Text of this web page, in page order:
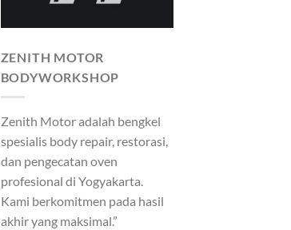
ZENITH MOTOR
BODYWORKSHOP
Zenith Motor adalah bengkel
spesialis body repair, restorasi,
dan pengecatan oven
profesional di Yogyakarta.
Kami berkomitmen pada hasil
akhir yang maksimal.”